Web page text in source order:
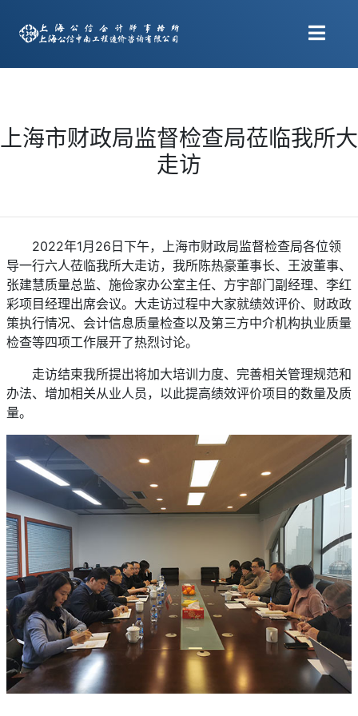
上海市财政局监督检查局莅临我所大
走访
2022年1月26日下午，上海市财政局监督检查局各位领
导一行六人莅临我所大走访，我所陈热豪董事长、王波董事、
张建慧质量总监、施俭家办公室主任、方宇部门副经理、李红
彩项目经理出席会议。大走访过程中大家就绩效评价、财政政
策执行情况、会计信息质量检查以及第三方中介机构执业质量
检查等四项工作展开了热烈讨论。
走访结束我所提出将加大培训力度、完善相关管理规范和
办法、增加相关从业人员，以此提高绩效评价项目的数量及质
量。